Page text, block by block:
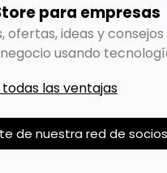
para empresas
ofertas, ideas y
usando
las ventajas
de nuestra red de socios